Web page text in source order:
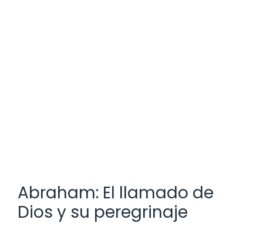
Abraham: El llamado de
Dios y su peregrinaje